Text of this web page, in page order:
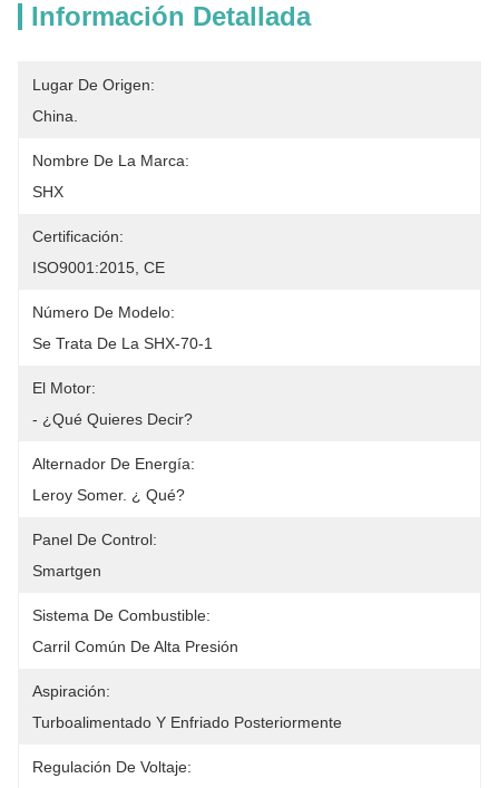
Información Detallada
Lugar De Origen:
China.
Nombre De La Marca:
SHX
Certificación:
ISO9001:2015, CE
Número De Modelo:
Se Trata De La SHX-70-1
El Motor:
- ¿Qué Quieres Decir?
Alternador De Energía:
Leroy Somer. ¿ Qué?
Panel De Control:
Smartgen
Sistema De Combustible:
Carril Común De Alta Presión
Aspiración:
Turboalimentado Y Enfriado Posteriormente
Regulación De Voltaje: